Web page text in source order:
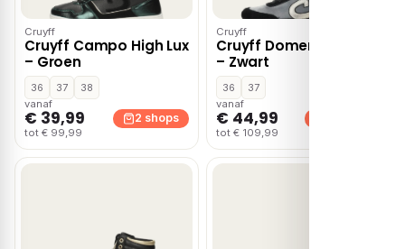
Cruyff
Cruyff Campo High Lux
– Groen
36 37
38
vanaf
€ 39,99
tot € 99,99
2 shops
Cruyff
Cruyff Domenica Walk
– Zwart
36
37
vanaf
€ 44,99
tot € 109,99